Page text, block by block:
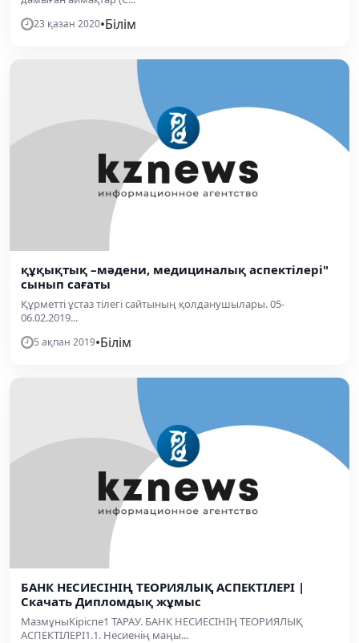
23 қазан 2020•Білім
құқықтық –мәдени, медициналық аспектілері"
сынып сағаты
Құрметті ұстаз тілегі сайтының қолданушылары. 05-
06.02.2019...
5 ақпан 2019•Білім
БАНК НЕСИЕСІНІҢ ТЕОРИЯЛЫҚ АСПЕКТІЛЕРІ |
Скачать Дипломдық жұмыс
МазмұныКіріспе1 ТАРАУ. БАНК НЕСИЕСІНІҢ ТЕОРИЯЛЫҚ
АСПЕКТІЛЕРІ1.1. Несиенің маңы...